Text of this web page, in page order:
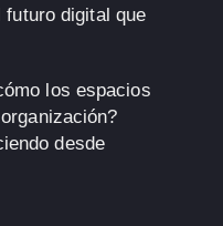
digital que
los espacios
desde